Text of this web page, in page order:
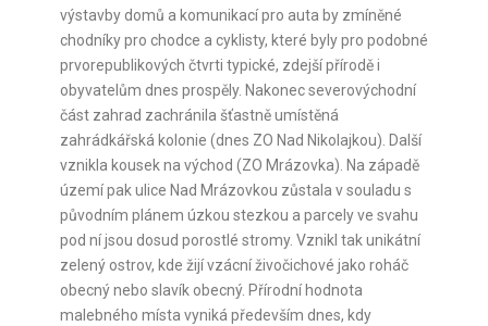
výstavby domů a komunikací pro auta by zmíněné
chodníky pro chodce a cyklisty, které byly pro podobné
prvorepublikových čtvrti typické, zdejší přírodě i
obyvatelům dnes prospěly. Nakonec severovýchodní
část zahrad zachránila šťastně umístěná
zahrádkářská kolonie (dnes ZO Nad Nikolajkou). Další
vznikla kousek na východ (ZO Mrázovka). Na západě
území pak ulice Nad Mrázovkou zůstala v souladu s
původním plánem úzkou stezkou a parcely ve svahu
pod ní jsou dosud porostlé stromy. Vznikl tak unikátní
zelený ostrov, kde žijí vzácní živočichové jako roháč
obecný nebo slavík obecný. Přírodní hodnota
malebného místa vyniká především dnes, kdy